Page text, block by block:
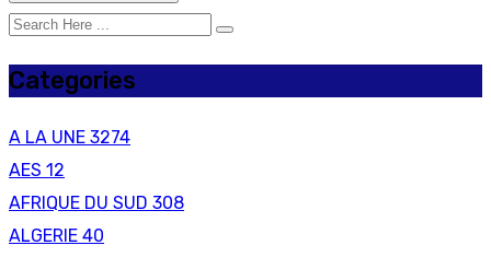
Categories
A LA UNE 3274
AES 12
AFRIQUE DU SUD 308
ALGERIE 40